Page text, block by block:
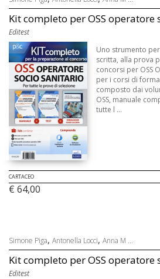
Kit completo per OSS operatore
Editest
Uno strumento
scritta, alla prova
concorsi per OSS
per i corsi di
composto dai
OSS, manuale
tutte l ...
CARTACEO
€ 64,00
Simone Piga, Antonella Locci, Anna M ...
Kit completo per OSS operatore
Editest